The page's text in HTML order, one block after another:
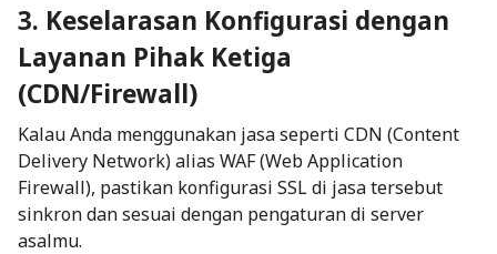
3. Keselarasan Konfigurasi dengan
Layanan Pihak Ketiga
(CDN/Firewall)
Kalau Anda menggunakan jasa seperti CDN (Content
Delivery Network) alias WAF (Web Application
Firewall), pastikan konfigurasi SSL di jasa tersebut
sinkron dan sesuai dengan pengaturan di server
asalmu.